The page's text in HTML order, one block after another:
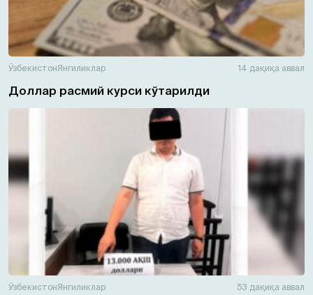
ЎзбекистонЯнгиликлар 14 дақиқа аввал
Доллар расмий курси кўтарилди
ЎзбекистонЯнгиликлар 53 дақиқа аввал